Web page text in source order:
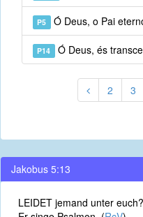
P5 Ó Deus, o Pai
P14 Ó Deus, és
2 3
Jakobus 5:13
LEIDET jemand unter